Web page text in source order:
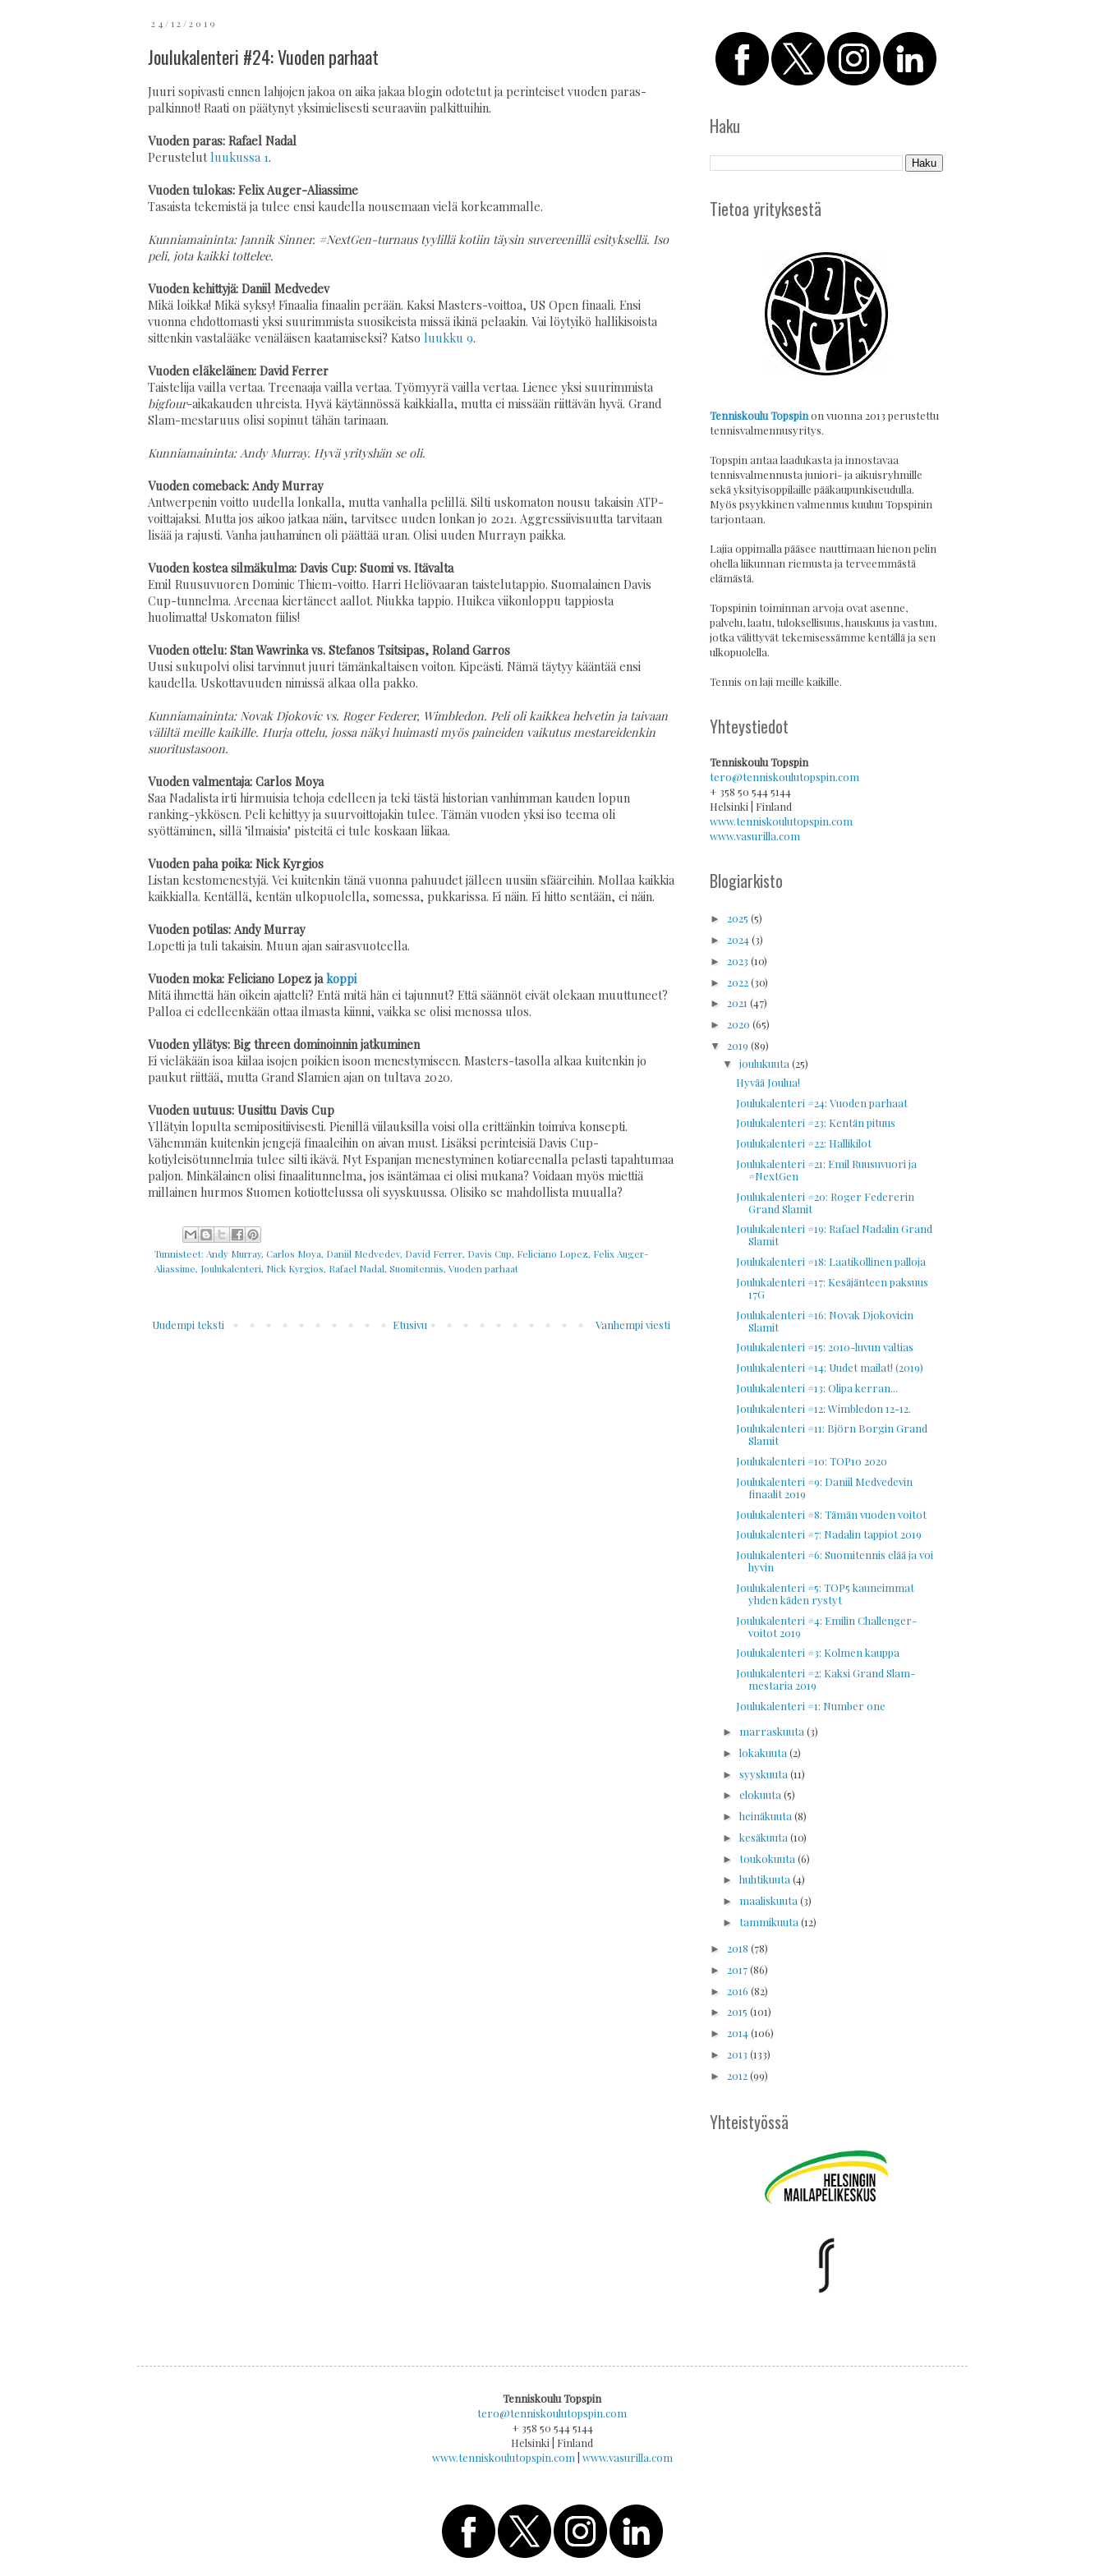
24/12/2019
Joulukalenteri #24: Vuoden parhaat
Juuri sopivasti ennen lahjojen jakoa on aika jakaa blogin odotetut ja perinteiset vuoden paras-
palkinnot! Raati on päätynyt yksimielisesti seuraaviin palkittuihin.
Vuoden paras: Rafael Nadal
Perustelutluukussa 1.
Vuoden tulokas: Felix Auger-Aliassime
Tasaista tekemistä ja tulee ensi kaudella nousemaan vielä korkeammalle.
Kunniamaininta: Jannik Sinner. #NextGen-turnaus tyylillä kotiin täysin suvereenillä esityksellä. Iso
peli, jota kaikki tottelee.
Vuoden kehittyjä: Daniil Medvedev
Mikä loikka! Mikä syksy! Finaalia finaalin perään. Kaksi Masters-voittoa, US Open finaali. Ensi
vuonna ehdottomasti yksi suurimmista suosikeista missä ikinä pelaakin. Vai löytyikö hallikisoista
sittenkin vastalääke venäläisen kaatamiseksi? Katso luukku 9.
Vuoden eläkeläinen: David Ferrer
Taistelija vailla vertaa. Treenaaja vailla vertaa. Työmyyrä vailla vertaa. Lienee yksi suurimmista
bigfour-aikakauden uhreista. Hyvä käytännössä kaikkialla, mutta ei missään riittävän hyvä. Grand
Slam-mestaruus olisi sopinut tähän tarinaan.
Kunniamaininta: Andy Murray. Hyvä yrityshän se oli.
Vuoden comeback: Andy Murray
Antwerpenin voitto uudella lonkalla, mutta vanhalla pelillä. Silti uskomaton nousu takaisin ATP-
voittajaksi. Mutta jos aikoo jatkaa näin, tarvitsee uuden lonkan jo 2021. Aggressiivisuutta tarvitaan
lisää ja rajusti. Vanha jauhaminen oli päättää uran. Olisi uuden Murrayn paikka.
Vuoden kostea silmäkulma: Davis Cup: Suomi vs. Itävalta
Emil Ruusuvuoren Dominic Thiem-voitto. Harri Heliövaaran taistelutappio. Suomalainen Davis
Cup-tunnelma. Areenaa kiertäneet aallot. Niukka tappio. Huikea viikonloppu tappiosta
huolimatta! Uskomaton fiilis!
Vuoden ottelu: Stan Wawrinka vs. Stefanos Tsitsipas, Roland Garros
Uusi sukupolvi olisi tarvinnut juuri tämänkaltaisen voiton. Kipeästi. Nämä täytyy kääntää ensi
kaudella. Uskottavuuden nimissä alkaa olla pakko.
Kunniamaininta: Novak Djokovic vs. Roger Federer, Wimbledon. Peli oli kaikkea helvetin ja taivaan
väliltä meille kaikille. Hurja ottelu, jossa näkyi huimasti myös paineiden vaikutus mestareidenkin
suoritustasoon.
Vuoden valmentaja: Carlos Moya
Saa Nadalista irti hirmuisia tehoja edelleen ja teki tästä historian vanhimman kauden lopun
ranking-ykkösen. Peli kehittyy ja suurvoittojakin tulee. Tämän vuoden yksi iso teema oli
syöttäminen, sillä "ilmaisia" pisteitä ei tule koskaan liikaa.
Vuoden paha poika: Nick Kyrgios
Listan kestomenestyjä. Vei kuitenkin tänä vuonna pahuudet jälleen uusiin sfääreihin. Mollaa kaikkia
kaikkialla. Kentällä, kentän ulkopuolella, somessa, pukkarissa. Ei näin. Ei hitto sentään, ei näin.
Vuoden potilas: Andy Murray
Lopetti ja tuli takaisin. Muun ajan sairasvuoteella.
Vuoden moka: Feliciano Lopez jakoppi
Mitä ihmettä hän oikein ajatteli? Entä mitä hän ei tajunnut? Että säännöt eivät olekaan muuttuneet?
Palloa ei edelleenkään ottaa ilmasta kiinni, vaikka se olisi menossa ulos.
Vuoden yllätys: Big threen dominoinnin jatkuminen
Ei vieläkään isoa kiilaa isojen poikien isoon menestymiseen. Masters-tasolla alkaa kuitenkin jo
paukut riittää, mutta Grand Slamien ajan on tultava 2020.
Vuoden uutuus: Uusittu Davis Cup
Yllätyin lopulta semipositiivisesti. Pienillä viilauksilla voisi olla erittäinkin toimiva konsepti.
Vähemmän kuitenkin jengejä finaaleihin on aivan must. Lisäksi perinteisiä Davis Cup-
kotiyleisötunnelmia tulee silti ikävä. Nyt Espanjan menestyminen kotiareenalla pelasti tapahtumaa
paljon. Minkälainen olisi finaalitunnelma, jos isäntämaa ei olisi mukana? Voidaan myös miettiä
millainen hurmos Suomen kotiottelussa oli syyskuussa. Olisiko se mahdollista muualla?
Tunnisteet: Andy Murray, Carlos Moya, Daniil Medvedev, David Ferrer, Davis Cup, Feliciano Lopez, Felix Auger-
Aliassime, Joulukalenteri, Nick Kyrgios, Rafael Nadal, Suomitennis, Vuoden parhaat
Uudempi teksti Vanhempi viesti
Etusivu
Haku
Tietoa yrityksestä
Tenniskoulu Topspinon vuonna 2013 perustettu
tennisvalmennusyritys.
Topspin antaa laadukasta ja innostavaa
tennisvalmennusta juniori- ja aikuisryhmille
sekä yksityisoppilaille pääkaupunkiseudulla.
Myös psyykkinen valmennus kuuluu Topspinin
tarjontaan.
Lajia oppimalla pääsee nauttimaan hienon pelin
ohella liikunnan riemusta ja terveemmästä
elämästä.
Topspinin toiminnan arvoja ovat asenne,
palvelu, laatu, tuloksellisuus, hauskuus ja vastuu,
jotka välittyvät tekemisessämme kentällä ja sen
ulkopuolella.
Tennis on laji meille kaikille.
Yhteystiedot
Tenniskoulu Topspin
tero@tenniskoulutopspin.com
+ 358 50 544 5144
Helsinki | Finland
www.tenniskoulutopspin.com
www.vasurilla.com
Blogiarkisto
► 2025 (5)
► 2024(3)
► 2023 (10)
► 2022(30)
► 2021 (47)
► 2020 (65)
▼ 2019 (89)
▼joulukuuta(25)
Hyvää Joulua!
Joulukalenteri #24: Vuoden parhaat
Joulukalenteri #23: Kentän pituus
Joulukalenteri #22: Hallikilot
Joulukalenteri #21: Emil Ruusuvuori ja
#NextGen
Joulukalenteri #20: Roger Federerin
Grand Slamit
Joulukalenteri #19: Rafael Nadalin Grand
Slamit
Joulukalenteri #18: Laatikollinen palloja
Joulukalenteri #17: Kesäjänteen paksuus
17G
Joulukalenteri #16: Novak Djokovicin
Slamit
Joulukalenteri #15: 2010-luvun valtias
Joulukalenteri #14: Uudet mailat! (2019)
Joulukalenteri #13: Olipa kerran...
Joulukalenteri #12: Wimbledon 12-12.
Joulukalenteri #11: Björn Borgin Grand
Slamit
Joulukalenteri #10: TOP10 2020
Joulukalenteri #9: Daniil Medvedevin
finaalit 2019
Joulukalenteri #8: Tämän vuoden voitot
Joulukalenteri #7: Nadalin tappiot 2019
Joulukalenteri #6: Suomitennis elää ja voi
hyvin
Joulukalenteri #5: TOP5 kauneimmat
yhden käden rystyt
Joulukalenteri #4: Emilin Challenger-
voitot 2019
Joulukalenteri #3: Kolmen kauppa
Joulukalenteri #2: Kaksi Grand Slam-
mestaria 2019
Joulukalenteri #1: Number one
► marraskuuta(3)
►lokakuuta(2)
►syyskuuta(11)
►elokuuta(5)
►heinäkuuta(8)
►kesäkuuta(10)
►toukokuuta(6)
►huhtikuuta(4)
► maaliskuuta(3)
►tammikuuta(12)
► 2018 (78)
► 2017(86)
► 2016 (82)
► 2015 (101)
► 2014(106)
► 2013 (133)
► 2012(99)
Yhteistyössä
Tenniskoulu Topspin
tero@tenniskoulutopspin.com
+ 358 50 544 5144
Helsinki | Finland
www.tenniskoulutopspin.com www.vasurilla.com